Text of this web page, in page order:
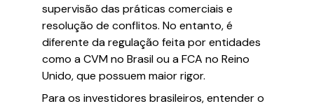
supervisão das práticas comerciais e
resolução de conflitos. No entanto, é
diferente da regulação feita por entidades
como a CVM no Brasil ou a FCA no Reino
Unido, que possuem maior rigor.
Para os investidores brasileiros, entender o